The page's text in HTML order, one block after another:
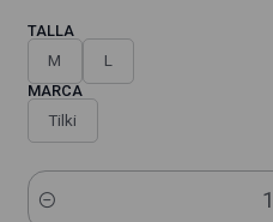
TALLA
M L
MARCA
Tilki
Cantidad